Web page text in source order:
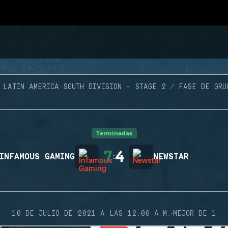
LATIN AMERICA SOUTH DIVISION - STAGE 2 FASE DE
Terminadas
INFAMOUS GAMING 7:4 NEWSTAR
10 DE JULIO DE 2021 A LAS 12:00 A.M. ·MEJOR DE 1